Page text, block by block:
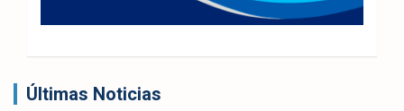
Últimas Noticias